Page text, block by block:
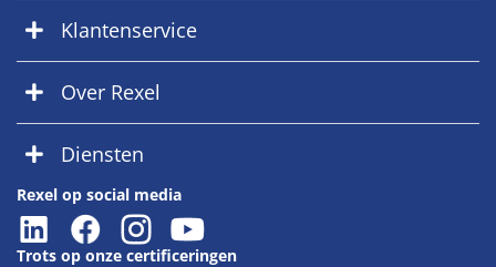
Klantenservice
Over Rexel
Diensten
Rexel op social media
Trots op onze certificeringen